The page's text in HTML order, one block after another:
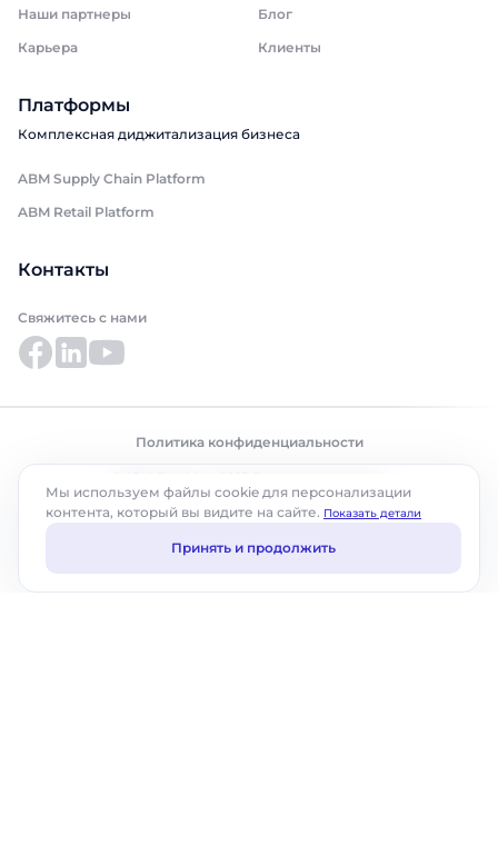
Наши партнеры
Блог
Карьера
Клиенты
Платформы
Комплексная диджитализация бизнеса
ABM Supply Chain Platform
ABM Retail Platform
Контакты
Свяжитесь с нами
Политика конфиденциальности
Мы используем файлы cookie для персонализации
контента, который вы видите на сайте. Показать детали
Принять и продолжить